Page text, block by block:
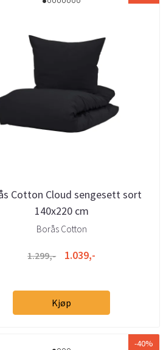
Cotton Cloud sengesett sort
140x220 cm
Borås Cotton
1.299,- 1.039,-
Kjøp
-40%